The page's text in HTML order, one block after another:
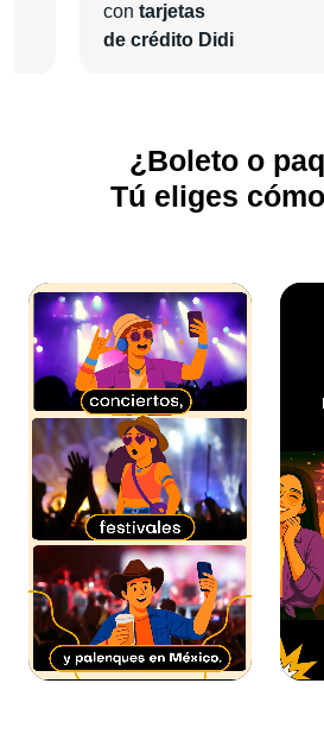
Pa'l Conciertonos
con tarjetas
de crédito Didi
¿Boleto o
Tú eliges